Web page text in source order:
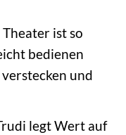
Theater ist so
bedienen
verstecken und
legt Wert auf